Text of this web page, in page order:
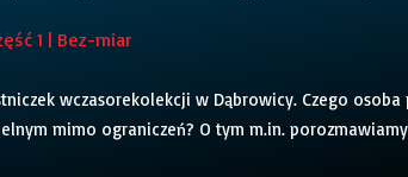
1 | Bez-miar
wczasorekolekcji w Dąbrowicy. Czego
mimo ograniczeń? O tym m.in.